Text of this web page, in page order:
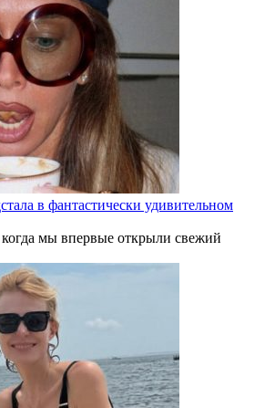
в фантастически удивительном
мы впервые открыли свежий